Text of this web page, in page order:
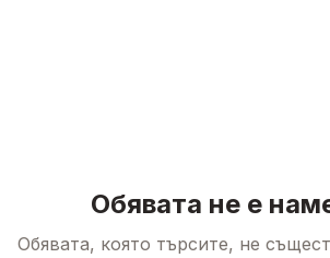
Обявата не е
Обявата, която търсите, не